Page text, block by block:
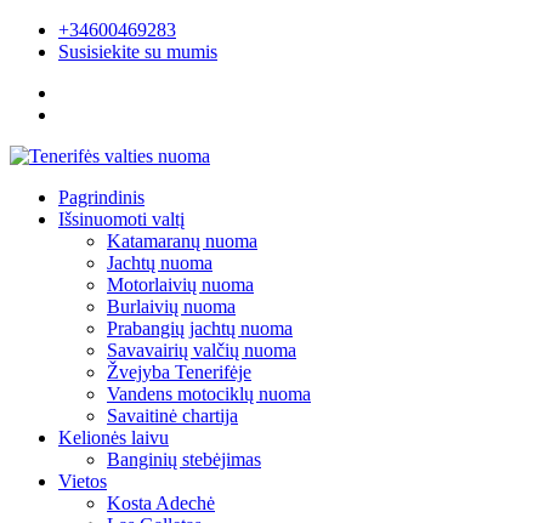
+34600469283
Susisiekite su mumis
Pagrindinis
Išsinuomoti valtį
Katamaranų nuoma
Jachtų nuoma
Motorlaivių nuoma
Burlaivių nuoma
Prabangių jachtų nuoma
Savavairių valčių nuoma
Žvejyba Tenerifėje
Vandens motociklų nuoma
Savaitinė chartija
Kelionės laivu
Banginių stebėjimas
Vietos
Kosta Adechė